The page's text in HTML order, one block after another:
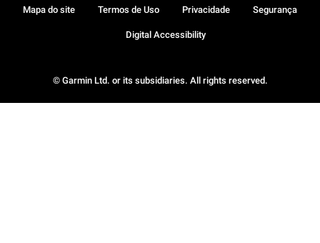
© Garmin Ltd. or its subsidiaries. All rights reserved.
Mapa do site Termos de Uso Privacidade Segurança
Digital Accessibility